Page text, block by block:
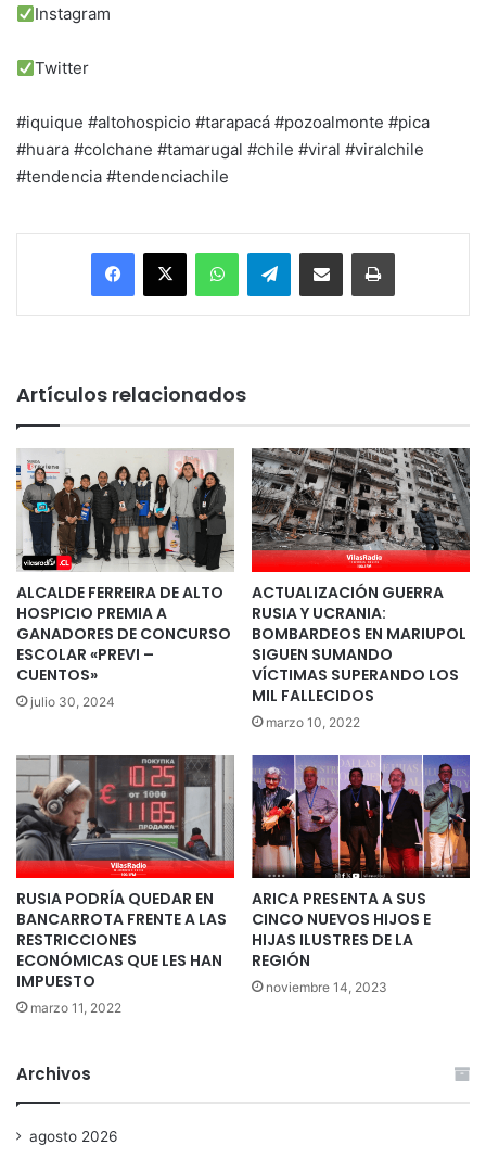
Instagram
Twitter
#iquique #altohospicio #tarapacá #pozoalmonte #pica
#huara #colchane #tamarugal #chile #viral #viralchile
#tendencia #tendenciachile
Facebook
X WhatsAppTelegramEnviar vía email Imprimir
Artículos relacionados
ALCALDE FERREIRA DE ALTO
HOSPICIO PREMIA A
GANADORES DE CONCURSO
ESCOLAR «PREVI –
CUENTOS»
julio 30, 2024
ACTUALIZACIÓN GUERRA
RUSIA Y UCRANIA:
BOMBARDEOS EN MARIUPOL
SIGUEN SUMANDO
VÍCTIMAS SUPERANDO LOS
MIL FALLECIDOS
marzo 10, 2022
RUSIA PODRÍA QUEDAR EN
BANCARROTA FRENTE A LAS
RESTRICCIONES
ECONÓMICAS QUE LES HAN
IMPUESTO
marzo 11, 2022
ARICA PRESENTA A SUS
CINCO NUEVOS HIJOS E
HIJAS ILUSTRES DE LA
REGIÓN
noviembre 14, 2023
Archivos
agosto 2026